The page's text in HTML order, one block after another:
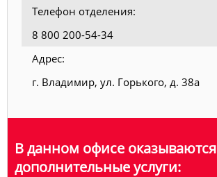
Телефон отделения:
8 800 200-54-34
Адрес:
г. Владимир, ул. Горького, д. 38а
В данном офисе оказываются
дополнительные услуги: